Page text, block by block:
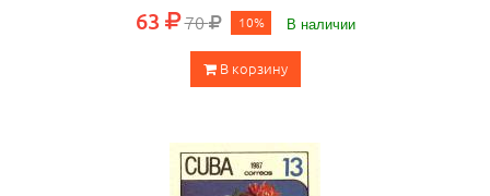
63 70 10% В наличии
В корзину